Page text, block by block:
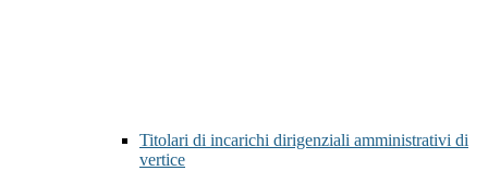
Titolari di incarichi dirigenziali amministrativi di
vertice